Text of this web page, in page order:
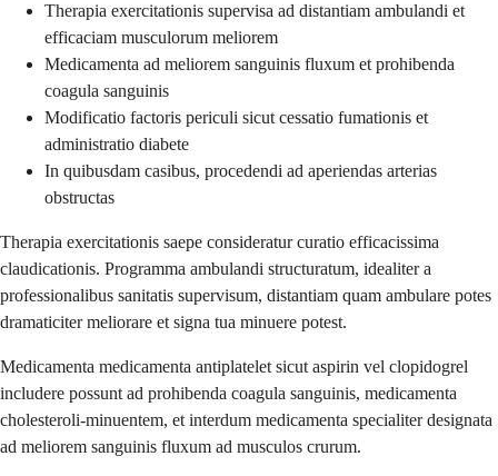
Therapia exercitationis supervisa ad distantiam ambulandi et
efficaciam musculorum meliorem
Medicamenta ad meliorem sanguinis fluxum et prohibenda
coagula sanguinis
Modificatio factoris periculi sicut cessatio fumationis et
administratio diabete
In quibusdam casibus, procedendi ad aperiendas arterias
obstructas
Therapia exercitationis saepe consideratur curatio efficacissima
claudicationis. Programma ambulandi structuratum, idealiter a
professionalibus sanitatis supervisum, distantiam quam ambulare potes
dramaticiter meliorare et signa tua minuere potest.
Medicamenta medicamenta antiplatelet sicut aspirin vel clopidogrel
includere possunt ad prohibenda coagula sanguinis, medicamenta
cholesteroli-minuentem, et interdum medicamenta specialiter designata
ad meliorem sanguinis fluxum ad musculos crurum.